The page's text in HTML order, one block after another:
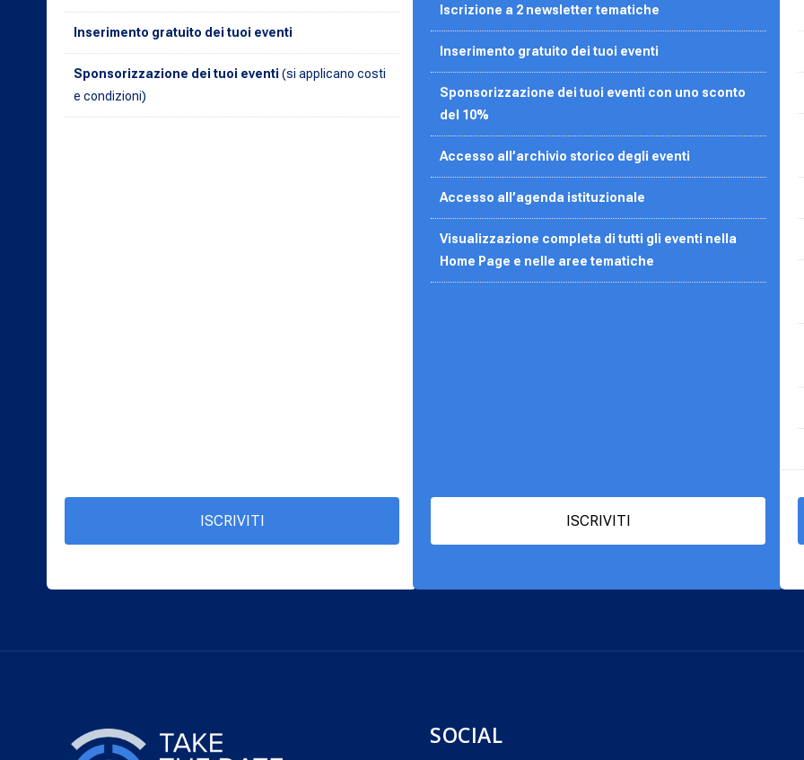
Inserimento gratuito dei tuoi eventi
Sponsorizzazione dei tuoi eventi (si applicano costi
e condizioni)
ISCRIVITI
Iscrizione a 2 newsletter tematiche
Inserimento gratuito dei tuoi eventi
Sponsorizzazione dei tuoi eventi con uno sconto
del 10%
Accesso all’archivio storico degli eventi
Accesso all’agenda istituzionale
Visualizzazione completa di tutti gli eventi nella
Home Page e nelle aree tematiche
ISCRIVITI
SOCIAL